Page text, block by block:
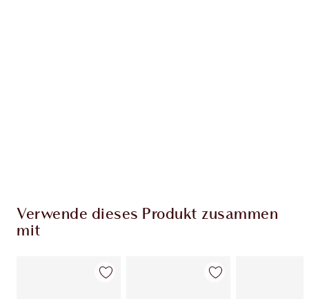
Verwende dieses Produkt zusammen
mit